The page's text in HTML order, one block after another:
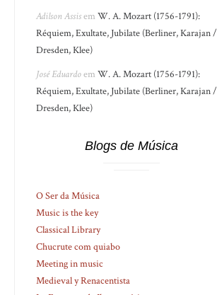
Adilson AssisemW. A. Mozart (1756-1791):
Réquiem, Exultate, Jubilate (Berliner, Karajan /
Dresden, Klee)
José EduardoemW. A. Mozart (1756-1791):
Réquiem, Exultate, Jubilate (Berliner, Karajan /
Dresden, Klee)
Blogs de Música
O Ser da Música
Music is the key
Classical Library
Chucrute com quiabo
Meeting in music
Medieval y Renacentista